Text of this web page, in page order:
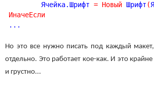
	Ячейка.Шрифт
= Новый Шрифт (
ИначеЕсли
Но это все нужно писать под каждый
отдельно. Это работает кое-как. И это
и грустно...